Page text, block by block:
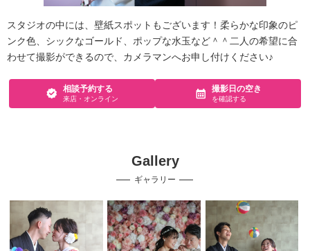
スタジオの中には、壁紙スポットもございます！柔らかな印象のピ
ンク色、シックなゴールド、ポップな水玉など＾＾二人の希望に合
わせて撮影ができるので、カメラマンへお申し付けください♪
相談予約する
来店・オンライン
撮影日の空き
を確認する
Gallery
ギャラリー